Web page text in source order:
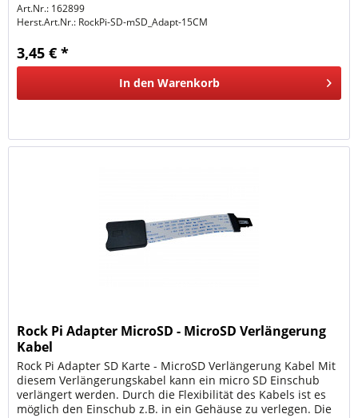
Art.Nr.: 162899
Herst.Art.Nr.: RockPi-SD-mSD_Adapt-15CM
3,45 € *
In den Warenkorb
Rock Pi Adapter MicroSD - MicroSD Verlängerung
Kabel
Rock Pi Adapter SD Karte - MicroSD Verlängerung Kabel Mit
diesem Verlängerungskabel kann ein micro SD Einschub
verlängert werden. Durch die Flexibilität des Kabels ist es
möglich den Einschub z.B. in ein Gehäuse zu verlegen. Die